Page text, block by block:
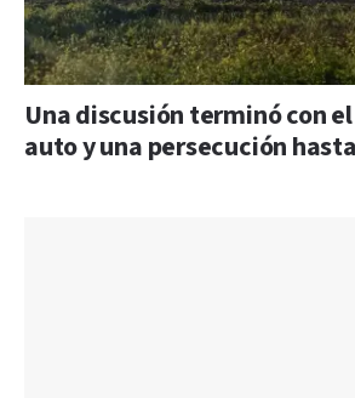
Una discusión terminó con
auto y una persecución